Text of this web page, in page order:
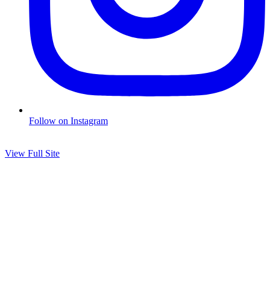
Follow on Instagram
View Full Site